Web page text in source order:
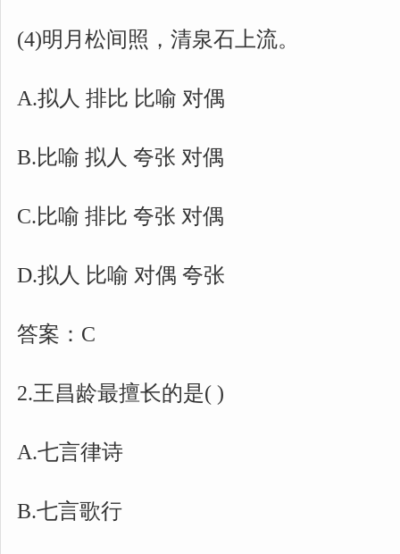
(4)明月松间照，清泉石上流。
A.拟人 排比 比喻 对偶
B.比喻 拟人 夸张 对偶
C.比喻 排比 夸张 对偶
D.拟人 比喻 对偶 夸张
答案：C
2.王昌龄最擅长的是( )
A.七言律诗
B.七言歌行